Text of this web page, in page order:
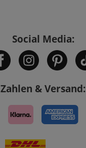
Social Media:
Zahlen & Versand: